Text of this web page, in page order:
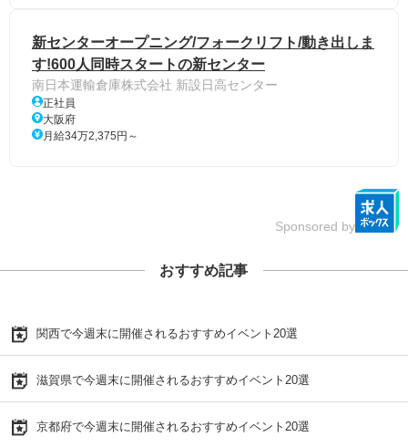
新センターオープニング/フォークリフト/動き出しま
す!600人同時スタートの新センター
南日本運輸倉庫株式会社 新設日高センター
正社員
大阪府
月給34万2,375円～
Sponsored by
おすすめ記事
関西で今週末に開催されるおすすめイベント20選
滋賀県で今週末に開催されるおすすめイベント20選
京都府で今週末に開催されるおすすめイベント20選